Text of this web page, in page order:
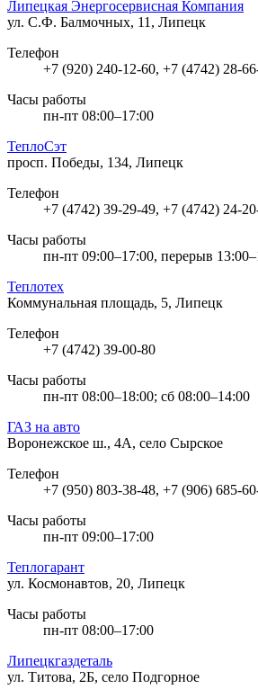
Липецкая Энергосервисная Компания
ул. С.Ф. Балмочных, 11, Липецк
Телефон
+7 (920) 240-12-60, +7 (4742) 28-
Часы работы
пн-пт 08:00–17:00
ТеплоСэт
просп. Победы, 134, Липецк
Телефон
+7 (4742) 39-29-49, +7 (4742) 24-
Часы работы
пн-пт 09:00–17:00, перерыв
Теплотех
Коммунальная площадь, 5, Липецк
Телефон
+7 (4742) 39-00-80
Часы работы
пн-пт 08:00–18:00; сб 08:00–14:00
ГАЗ на авто
Воронежское ш., 4А, село Сырское
Телефон
+7 (950) 803-38-48, +7 (906) 685-
Часы работы
пн-пт 09:00–17:00
Теплогарант
ул. Космонавтов, 20, Липецк
Часы работы
пн-пт 08:00–17:00
Липецкгаздеталь
ул. Титова, 2Б, село Подгорное